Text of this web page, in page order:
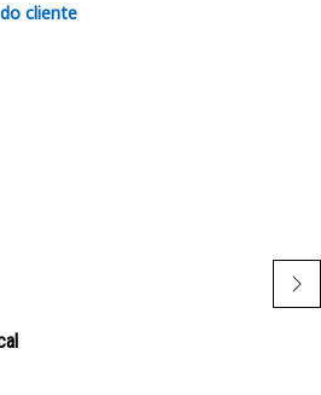
cliente